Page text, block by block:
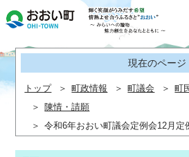
現在のページ
トップ 町政情報 町議会
町
陳情・請願
令和6年おおい町議会定例会12月定